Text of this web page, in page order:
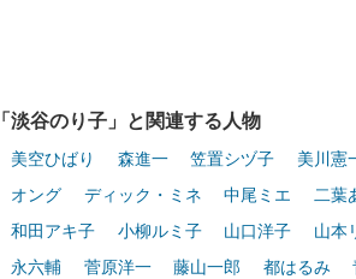
「淡谷のり子」と関連する人物
美空ひばり 森進一 笠置シヅ子 美川憲
オング
ディック・ミネ 中尾ミエ 二葉
和田アキ子
小柳ルミ子 山口洋子 山本
永六輔
菅原洋一 藤山一郎 都はるみ